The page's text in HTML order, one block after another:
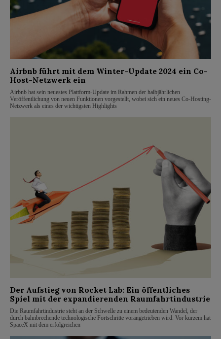
Airbnb führt mit dem Winter-Update 2024 ein Co-
Host-Netzwerk ein
Airbnb hat sein neuestes Plattform-Update im Rahmen der halbjährlichen
Veröffentlichung von neuen Funktionen vorgestellt, wobei sich ein neues Co-Hosting-
Netzwerk als eines der wichtigsten Highlights
Der Aufstieg von Rocket Lab: Ein öffentliches
Spiel mit der expandierenden Raumfahrtindustrie
Die Raumfahrtindustrie steht an der Schwelle zu einem bedeutenden Wandel, der
durch bahnbrechende technologische Fortschritte vorangetrieben wird. Vor kurzem hat
SpaceX mit dem erfolgreichen